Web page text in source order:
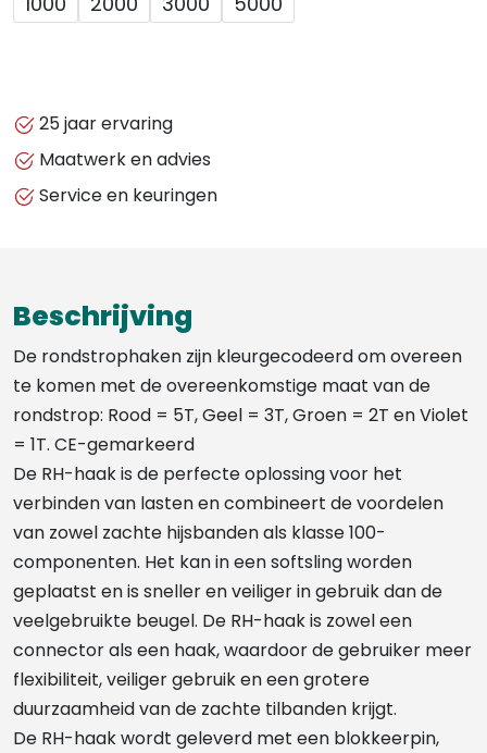
25 jaar ervaring
Maatwerk en advies
Service en keuringen
Beschrijving
De rondstrophaken zijn kleurgecodeerd om overeen
te komen met de overeenkomstige maat van de
rondstrop: Rood = 5T, Geel = 3T, Groen = 2T en Violet
= 1T. CE-gemarkeerd
De RH-haak is de perfecte oplossing voor het
verbinden van lasten en combineert de voordelen
van zowel zachte hijsbanden als klasse 100-
componenten. Het kan in een softsling worden
geplaatst en is sneller en veiliger in gebruik dan de
veelgebruikte beugel. De RH-haak is zowel een
connector als een haak, waardoor de gebruiker meer
flexibiliteit, veiliger gebruik en een grotere
duurzaamheid van de zachte tilbanden krijgt.
De RH-haak wordt geleverd met een blokkeerpin,